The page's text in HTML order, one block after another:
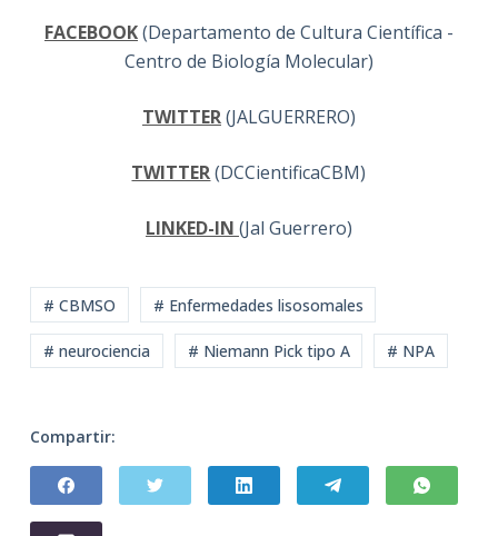
FACEBOOK(Departamento de Cultura Científica -
Centro de Biología Molecular)
TWITTER(JALGUERRERO)
TWITTER(DCCientificaCBM)
LINKED-IN (Jal Guerrero)
# CBMSO # Enfermedades lisosomales
# neurociencia # Niemann Pick tipo A # NPA
Compartir: